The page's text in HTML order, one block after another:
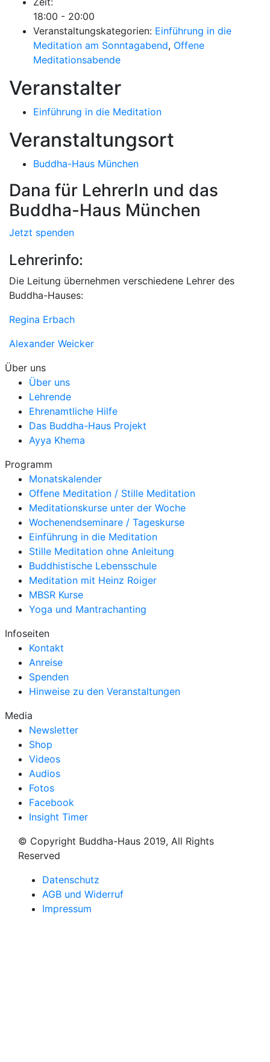
18:00 - 20:00
Veranstaltungskategorien: Einführung in die
Meditation am Sonntagabend, Offene
Meditationsabende
Veranstalter
Einführung in die Meditation
Veranstaltungsort
Buddha-Haus München
Dana für LehrerIn und das
Buddha-Haus München
Jetzt spenden
Lehrerinfo:
Die Leitung übernehmen verschiedene Lehrer des
Buddha-Hauses:
Regina Erbach
Alexander Weicker
Über uns
Über uns
Lehrende
Ehrenamtliche Hilfe
Das Buddha-Haus Projekt
Ayya Khema
Programm
Monatskalender
Offene Meditation / Stille Meditation
Meditationskurse unter der Woche
Wochenendseminare / Tageskurse
Einführung in die Meditation
Stille Meditation ohne Anleitung
Buddhistische Lebensschule
Meditation mit Heinz Roiger
MBSR Kurse
Yoga und Mantrachanting
Infoseiten
Kontakt
Anreise
Spenden
Hinweise zu den Veranstaltungen
Media
Newsletter
Shop
Videos
Audios
Fotos
Facebook
Insight Timer
© Copyright Buddha-Haus 2019, All Rights
Reserved
Datenschutz
AGB und Widerruf
Impressum